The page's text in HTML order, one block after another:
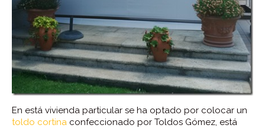
En está vivienda particular se ha optado por colocar un
toldo cortina confeccionado por Toldos Gómez, está